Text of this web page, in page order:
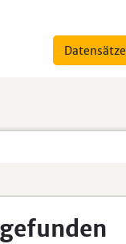
Datensätze